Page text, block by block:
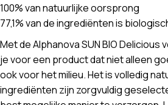
100% van natuurlijke oorsprong
77,1% van de ingrediënten is
Met de Alphanova SUN BIO Delicious
je voor een product dat niet alleen
ook voor het milieu. Het is volledig
ingrediënten zijn zorgvuldig